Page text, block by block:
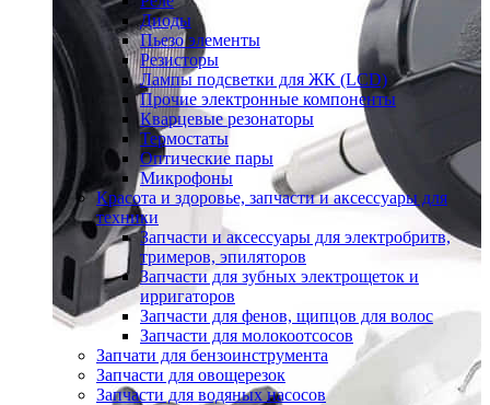
Диоды
Пьезо элементы
Резисторы
Лампы подсветки для ЖК (LCD)
Прочие электронные компоненты
Кварцевые резонаторы
Термостаты
Оптические пары
Микрофоны
Красота и здоровье, запчасти и аксессуары для
техники
Запчасти и аксессуары для электробритв,
тримеров, эпиляторов
Запчасти для зубных электрощеток и
ирригаторов
Запчасти для фенов, щипцов для волос
Запчасти для молокоотсосов
Запчати для бензоинструмента
Запчасти для овощерезок
Запчасти для водяных насосов